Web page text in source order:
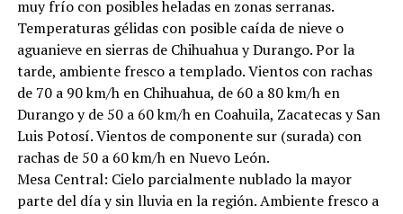
muy frío con posibles heladas en zonas serranas.
Temperaturas gélidas con posible caída de nieve o
aguanieve en sierras de Chihuahua y Durango. Por la
tarde, ambiente fresco a templado. Vientos con rachas
de 70 a 90 km/h en Chihuahua, de 60 a 80 km/h en
Durango y de 50 a 60 km/h en Coahuila, Zacatecas y San
Luis Potosí. Vientos de componente sur (surada) con
rachas de 50 a 60 km/h en Nuevo León.
Mesa Central: Cielo parcialmente nublado la mayor
parte del día y sin lluvia en la región. Ambiente fresco a